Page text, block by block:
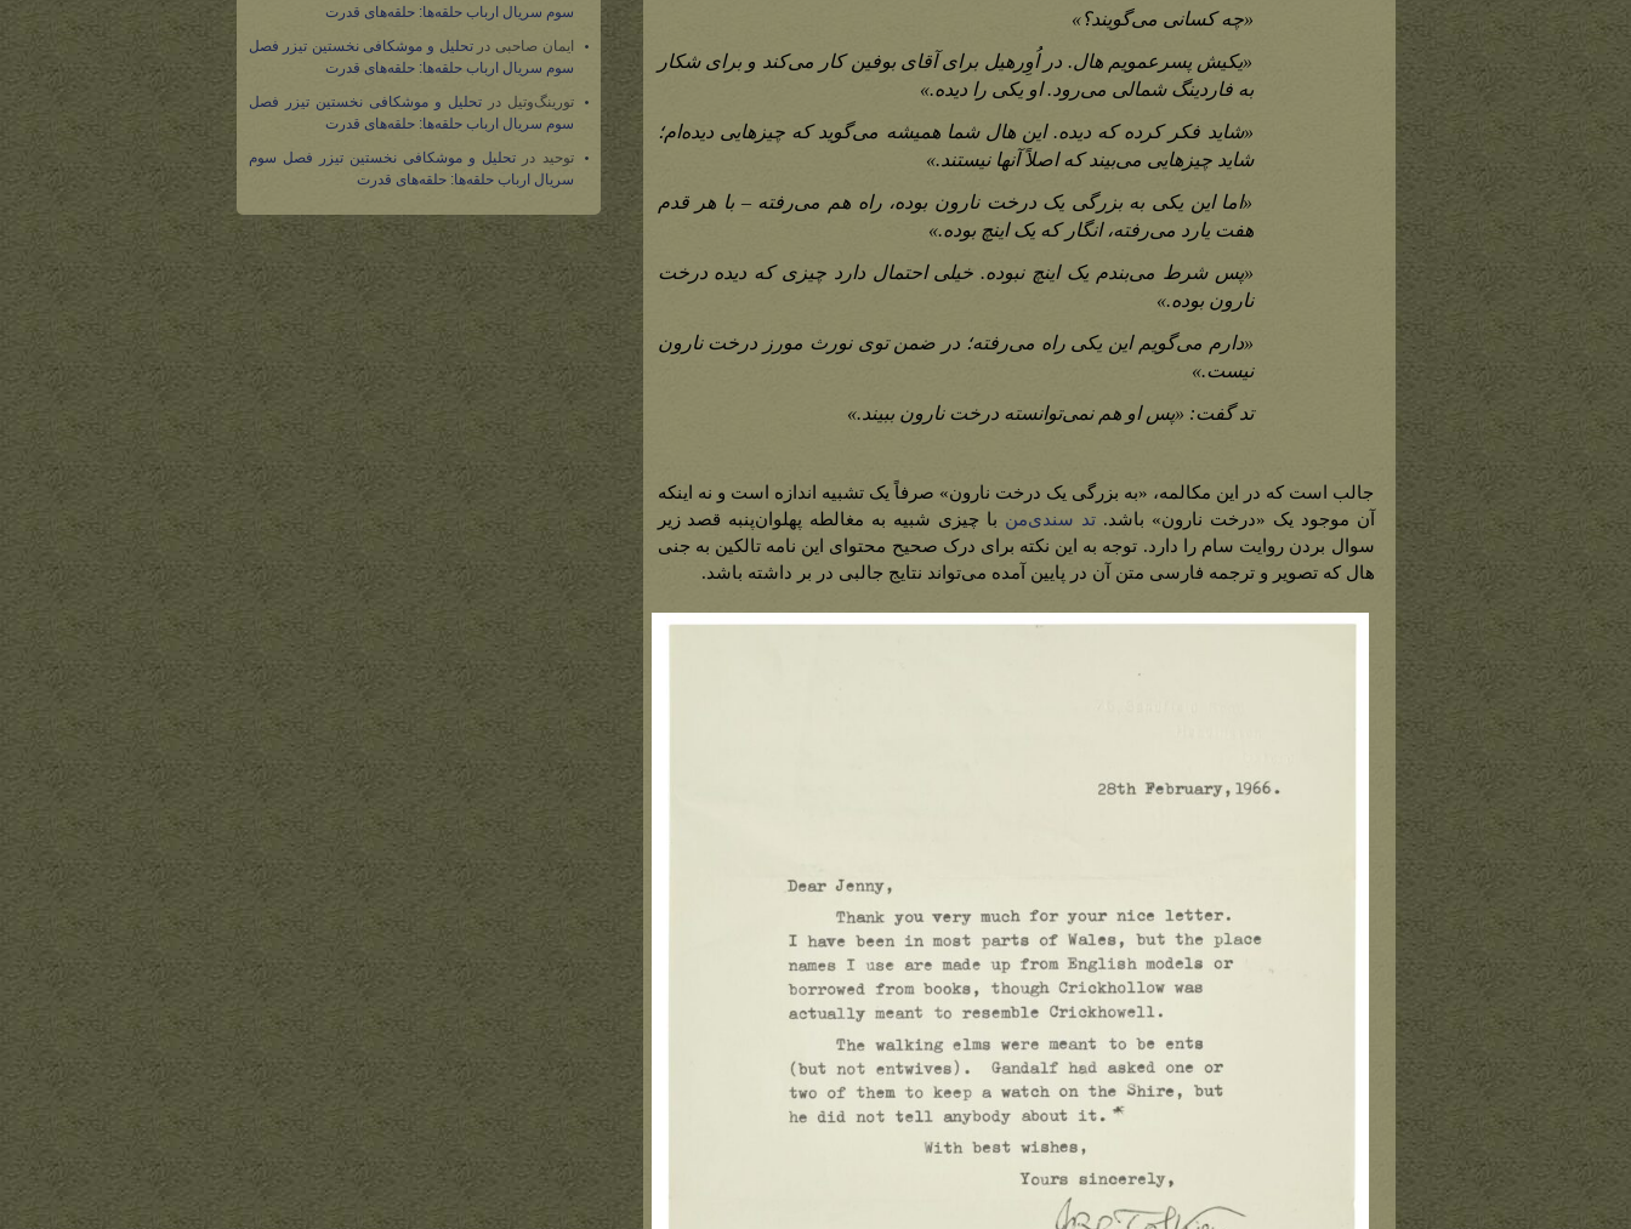
«چه کسانی می‌گویند؟»
«یکیش پسرعمویم هال. در اُوِرهیل برای آقای بوفین کار می‌کند و برای شکار
به فاردینگ شمالی می‌رود. او یکی را دیده.»
«شاید فکر کرده که دیده. این هال شما همیشه می‌گوید که چیزهایی دیده‌ام؛
شاید چیزهایی می‌بیند که اصلاً آنها نیستند.»
«اما این یکی به بزرگی یک درخت نارون بوده، راه هم می‌رفته – با هر قدم
هفت یارد می‌رفته، انگار که یک اینچ بوده.»
«پس شرط می‌بندم یک اینچ نبوده. خیلی احتمال دارد چیزی که دیده درخت
نارون بوده.»
«دارم می‌گویم این یکی راه می‌رفته؛ در ضمن توی نورث مورز درخت نارون
نیست.»
تد گفت: «پس او هم نمی‌توانسته درخت نارون ببیند.»
جالب است که در این مکالمه، «به بزرگی یک درخت نارون» صرفاً یک تشبیه اندازه است و نه اینکه
آن موجود یک «درخت نارون» باشد.تد سندی‌من با چیزی شبیه به مغالطه پهلوان‌پنبه قصد زیر
سوال بردن روایت سام را دارد. توجه به این نکته برای درک صحیح محتوای این نامه تالکین به جنی
هال که تصویر و ترجمه فارسی متن آن در پایین آمده می‌تواند نتایج جالبی در بر داشته باشد.
سوم سریال ارباب حلقه‌ها: حلقه‌های قدرت
ایمان صاحبی درتحلیل و موشکافی نخستین تیزر فصل
سوم سریال ارباب حلقه‌ها: حلقه‌های قدرت
تورینگ‌وتیل درتحلیل و موشکافی نخستین تیزر فصل
سوم سریال ارباب حلقه‌ها: حلقه‌های قدرت
توحید در تحلیل و موشکافی نخستین تیزر فصل سوم
سریال ارباب حلقه‌ها: حلقه‌های قدرت